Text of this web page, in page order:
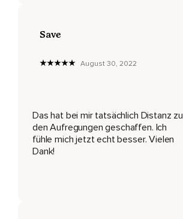
Hier kann es hilfreich sein,
Zu benennen,
Wut oder Frustration.
Oder das Entziehen,
Save
August 30, 2022
Das hat bei mir tatsächlich Distanz zu
den Aufregungen geschaffen. Ich
fühle mich jetzt echt besser. Vielen
Dank!